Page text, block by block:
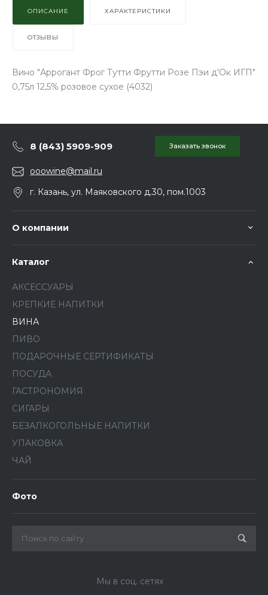
ОПИСАНИЕ ХАРАКТЕРИСТИКИ
ОТЗЫВЫ
Вино "Аррогант Фрог Тутти Фрутти Розе Пэи д'Ок ИГП"
0,75л 12,5% розовое сухое (4032)
8 (843) 5909-909 Заказать звонок
ooowine@mail.ru
г. Казань, ул. Маяковского д.30, пом.1003
О компании
Каталог
АКСЕССУАРЫ
КРЕПКИЕ НАПИТКИ
ВИНА
ПИВО
ПОДАРОЧНЫЕ СЕРТИФИКАТЫ
ПОСУДА
ГАСТРОНОМИЯ
СИГАРЫ
БЕЗАЛКОГОЛЬНЫЕ НАПИТКИ
УПАКОВКА
ЧАЙ
Фото
Мы в соц. сетях